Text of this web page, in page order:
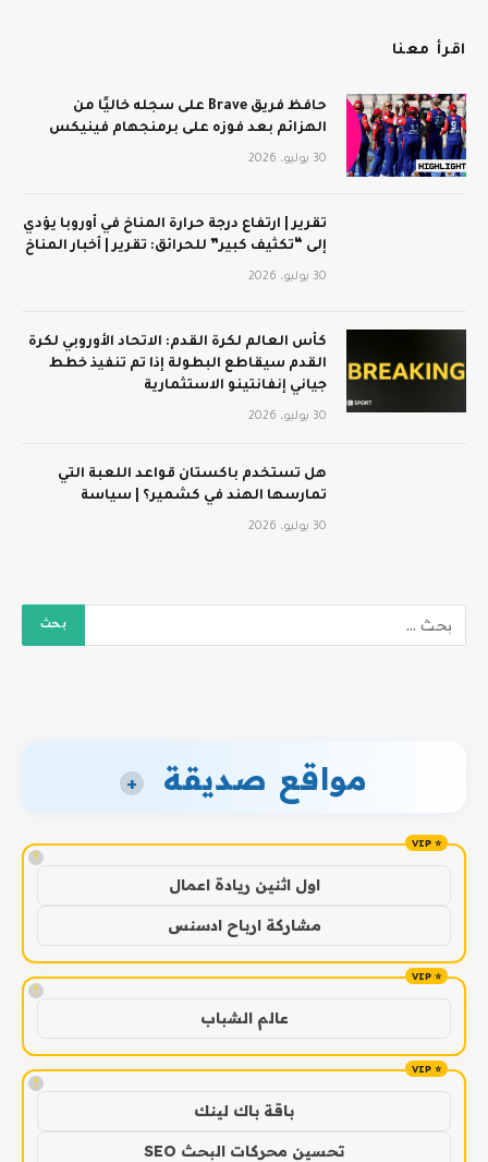
اقرأ معنا
حافظ فريق Brave على سجله خاليًا من
الهزائم بعد فوزه على برمنجهام فينيكس
30 يوليو، 2026
تقرير | ارتفاع درجة حرارة المناخ في أوروبا يؤدي
إلى “تكثيف كبير” للحرائق: تقرير | أخبار المناخ
30 يوليو، 2026
كأس العالم لكرة القدم: الاتحاد الأوروبي لكرة
القدم سيقاطع البطولة إذا تم تنفيذ خطط
جياني إنفانتينو الاستثمارية
30 يوليو، 2026
هل تستخدم باكستان قواعد اللعبة التي
تمارسها الهند في كشمير؟ | سياسة
30 يوليو، 2026
مواقع صديقة +
!
اول اثنين ريادة اعمال
مشاركة ارباح ادسنس
!
عالم الشباب
!
باقة باك لينك
تحسين محركات البحث SEO